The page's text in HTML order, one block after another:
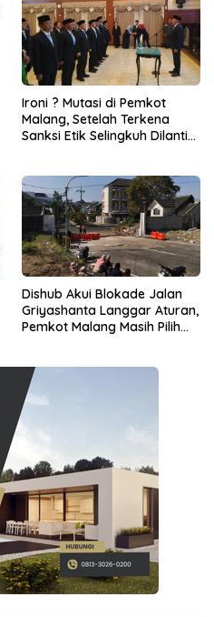
Ironi ? Mutasi di Pemkot
Malang, Setelah Terkena
Sanksi Etik Selingkuh Dilantik,
Dishub Akui Blokade Jalan
Griyashanta Langgar Aturan,
Pemkot Malang Masih Pilih